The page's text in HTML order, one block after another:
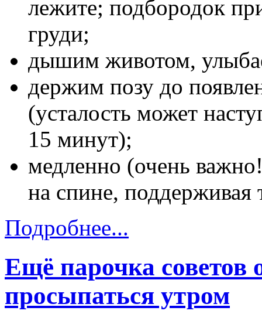
лежите; подбородок
груди;
дышим животом,
держим позу до
(усталость может
15 минут);
медленно (очень
на спине, поддерживая
Подробнее...
Ещё парочка советов
просыпаться утром